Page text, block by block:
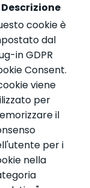
Descrizione
cookie è
dal
in GDPR
Consent.
viene
per
il
per i
nella